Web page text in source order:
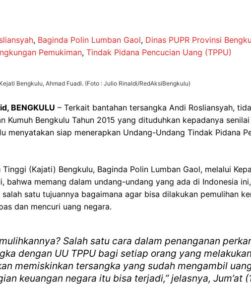
, Baginda Polin Lumban Gaol, Dinas PUPR Provinsi
Pemukiman, Tindak Pidana Pencucian Uang (TPPU)
Bengkulu, Ahmad Fuadi. (Foto : Julio Rinaldi/RedAksiBengkulu)
BENGKULU – Terkait bantahan tersangka Andi Rosliansyah,
Kumuh Bengkulu Tahun 2015 yang dituduhkan kepadanya
menyatakan siap menerapkan Undang-Undang Tindak Pidana
Tinggi (Kajati) Bengkulu, Baginda Polin Lumban Gaol, melalui
bahwa memang dalam undang-undang yang ada di Indonesia
satu tujuannya bagaimana agar bisa dilakukan pemulihan
dan mencuri uang negara.
Salah satu cara dalam penanganan
dengan UU TPPU bagi setiap orang yang
memiskinkan tersangka yang sudah mengambil
keuangan negara itu bisa terjadi,” jelasnya, Jum’at